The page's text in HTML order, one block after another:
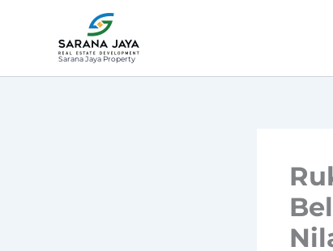
Sarana Jaya Property